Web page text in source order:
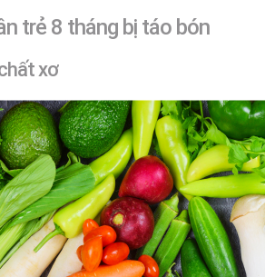
trẻ 8 tháng bị táo bón
xơ